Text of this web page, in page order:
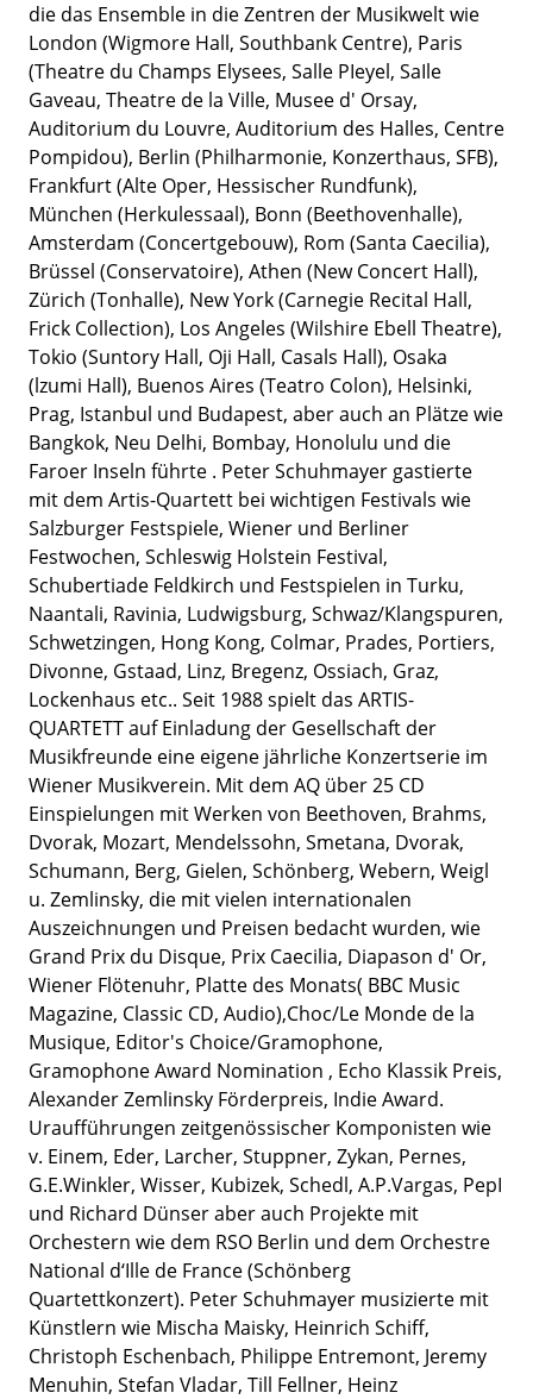
die das Ensemble in die Zentren der Musikwelt wie
London (Wigmore Hall, Southbank Centre), Paris
(Theatre du Champs Elysees, Salle PIeyel, SaIle
Gaveau, Theatre de la Ville, Musee d' Orsay,
Auditorium du Louvre, Auditorium des Halles, Centre
Pompidou), Berlin (Philharmonie, Konzerthaus, SFB),
Frankfurt (Alte Oper, Hessischer Rundfunk),
München (Herkulessaal), Bonn (Beethovenhalle),
Amsterdam (Concertgebouw), Rom (Santa Caecilia),
Brüssel (Conservatoire), Athen (New Concert Hall),
Zürich (Tonhalle), New York (Carnegie Recital Hall,
Frick Collection), Los Angeles (Wilshire Ebell Theatre),
Tokio (Suntory Hall, Oji Hall, Casals Hall), Osaka
(lzumi Hall), Buenos Aires (Teatro Colon), Helsinki,
Prag, Istanbul und Budapest, aber auch an Plätze wie
Bangkok, Neu Delhi, Bombay, Honolulu und die
Faroer Inseln führte . Peter Schuhmayer gastierte
mit dem Artis-Quartett bei wichtigen Festivals wie
Salzburger Festspiele, Wiener und Berliner
Festwochen, Schleswig Holstein Festival,
Schubertiade Feldkirch und Festspielen in Turku,
Naantali, Ravinia, Ludwigsburg, Schwaz/Klangspuren,
Schwetzingen, Hong Kong, Colmar, Prades, Portiers,
Divonne, Gstaad, Linz, Bregenz, Ossiach, Graz,
Lockenhaus etc.. Seit 1988 spielt das ARTIS-
QUARTETT auf Einladung der Gesellschaft der
Musikfreunde eine eigene jährliche Konzertserie im
Wiener Musikverein. Mit dem AQ über 25 CD
Einspielungen mit Werken von Beethoven, Brahms,
Dvorak, Mozart, Mendelssohn, Smetana, Dvorak,
Schumann, Berg, Gielen, Schönberg, Webern, Weigl
u. Zemlinsky, die mit vielen internationalen
Auszeichnungen und Preisen bedacht wurden, wie
Grand Prix du Disque, Prix Caecilia, Diapason d' Or,
Wiener Flötenuhr, Platte des Monats( BBC Music
Magazine, Classic CD, Audio),Choc/Le Monde de la
Musique, Editor's Choice/Gramophone,
Gramophone Award Nomination , Echo Klassik Preis,
Alexander Zemlinsky Förderpreis, Indie Award.
Uraufführungen zeitgenössischer Komponisten wie
v. Einem, Eder, Larcher, Stuppner, Zykan, Pernes,
G.E.Winkler, Wisser, Kubizek, Schedl, A.P.Vargas, PepI
und Richard Dünser aber auch Projekte mit
Orchestern wie dem RSO Berlin und dem Orchestre
National d‘Ille de France (Schönberg
Quartettkonzert). Peter Schuhmayer musizierte mit
Künstlern wie Mischa Maisky, Heinrich Schiff,
Christoph Eschenbach, Philippe Entremont, Jeremy
Menuhin, Stefan Vladar, Till Fellner, Heinz